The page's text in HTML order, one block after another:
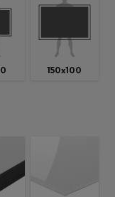
150x100